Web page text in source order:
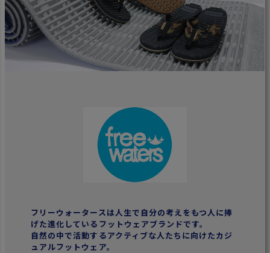
フリーウォータースは人生で自分の考えをもつ人に捧
げた進化しているフットウェアブランドです。
自然の中で活動するアクティブな人たちに向けたカジ
ュアルフットウェア。